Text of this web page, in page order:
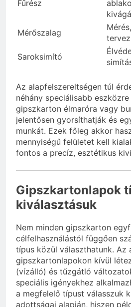
Fűrész
Mérőszalag
Mérés,
Saroksimító
Az alapfelszereltségen túl
néhány speciálisabb
gipszkarton élmaróra vagy
jelentősen gyorsíthatják és
munkát. Ezek főleg akkor
mennyiségű felületet kell
fontos a precíz, esztétikus
Gipszkartonlapok
kiválasztásuk
Nem minden gipszkarton
célfelhasználástól függően
típus közül választhatunk. Az
gipszkartonlapokon kívül
(vízálló) és tűzgátló
speciális igényekhez
a megfelelő típust válasszuk
adottságai alapján, hiszen